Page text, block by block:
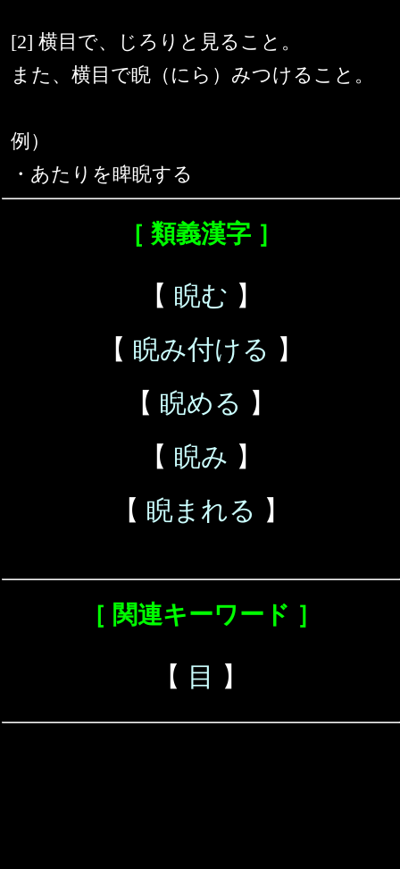
[2] 横目で、じろりと見ること。
また、横目で睨（にら）みつけること。
例）
・あたりを睥睨する
［ 類義漢字 ］
【 睨む 】
【 睨み付ける 】
【 睨める 】
【 睨み 】
【 睨まれる 】
［ 関連キーワード ］
【 目 】